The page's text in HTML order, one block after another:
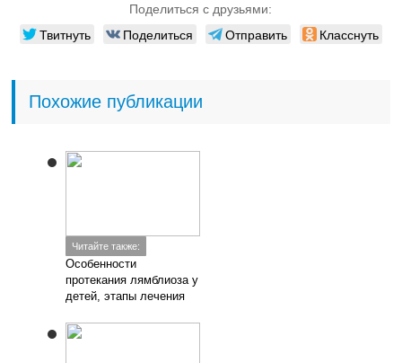
Поделиться с друзьями:
Твитнуть Поделиться Отправить Класснуть
Похожие публикации
Читайте также:
Особенности
протекания лямблиоза у
детей, этапы лечения